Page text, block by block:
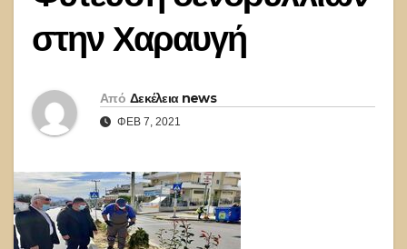
στην Χαραυγή
Από Δεκέλεια news
ΦΕΒ 7, 2021